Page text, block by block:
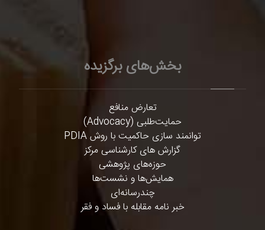
بخش‌های برگزیده
تعارض منافع
حمایت‌طلبی (Advocacy)
توانمند سازی حاکمیت با روش PDIA
گزارش های کارشناسی مرکز
حوزه‌های پژوهشی
همایش‌ها و نشست‌ها
چندرسانه‌ای
خبر نامه مقابله با فساد و فقر